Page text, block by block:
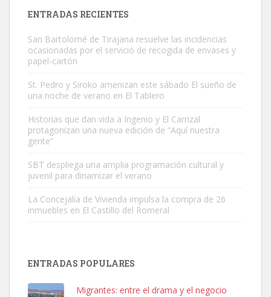
Este gato macho ha aparecido en la calle hace menos de un mes,
es muy manso y extremadamente cari...
Leales.org » Gran Canaria
Leales.org » Gran Canaria
ENTRADAS RECIENTES
San Bartolomé de Tirajana resuelve las incidencias
ocasionadas por el servicio de recogida de envases y
papel-cartón
St. Pedro y Siroko amenizan este sábado El sueño de
una noche de verano en El Tablero
Historias que dan vida a Ingenio y El Carrizal
protagonizan una nueva edición de “Aquí nuestra
gente”
SBT despliega una amplia programación cultural y
juvenil para dinamizar el verano
La Concejalía de Vivienda impulsa la compra de 26
inmuebles en El Castillo del Romeral
ENTRADAS POPULARES
Migrantes: entre el drama y el negocio